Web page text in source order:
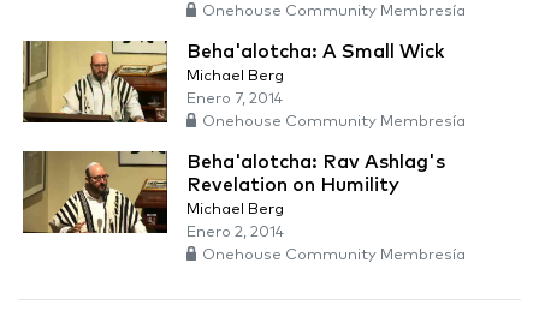
Onehouse Community Membresía
Beha'alotcha: A Small Wick
Michael Berg
Enero 7, 2014
Onehouse Community Membresía
Beha'alotcha: Rav Ashlag's
Revelation on Humility
Michael Berg
Enero 2, 2014
Onehouse Community Membresía